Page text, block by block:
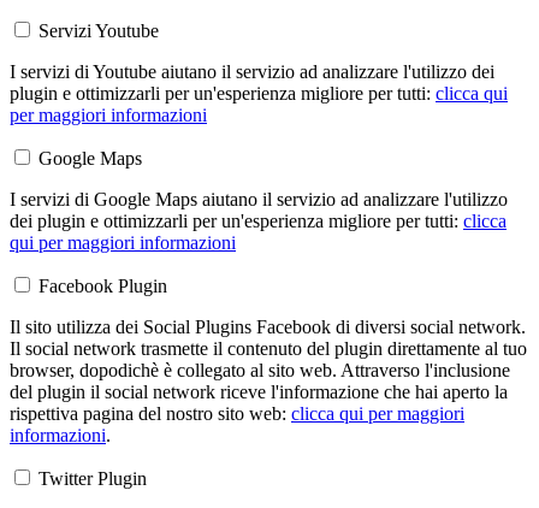
Servizi Youtube
I servizi di Youtube aiutano il servizio ad analizzare l'utilizzo dei
plugin e ottimizzarli per un'esperienza migliore per tutti: clicca qui
per maggiori informazioni
Google Maps
I servizi di Google Maps aiutano il servizio ad analizzare l'utilizzo
dei plugin e ottimizzarli per un'esperienza migliore per tutti: clicca
qui per maggiori informazioni
Facebook Plugin
Il sito utilizza dei Social Plugins Facebook di diversi social network.
Il social network trasmette il contenuto del plugin direttamente al tuo
browser, dopodichè è collegato al sito web. Attraverso l'inclusione
del plugin il social network riceve l'informazione che hai aperto la
rispettiva pagina del nostro sito web: clicca qui per maggiori
informazioni.
Twitter Plugin